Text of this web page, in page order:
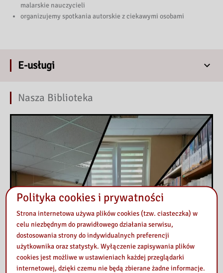
malarskie nauczycieli
organizujemy spotkania autorskie z ciekawymi osobami
E-usługi
Nasza Biblioteka
Polityka cookies i prywatności
Strona internetowa używa plików cookies (tzw. ciasteczka) w
celu niezbędnym do prawidłowego działania serwisu,
dostosowania strony do indywidualnych preferencji
użytkownika oraz statystyk. Wyłączenie zapisywania plików
cookies jest możliwe w ustawieniach każdej przeglądarki
internetowej, dzięki czemu nie będą zbierane żadne informacje.